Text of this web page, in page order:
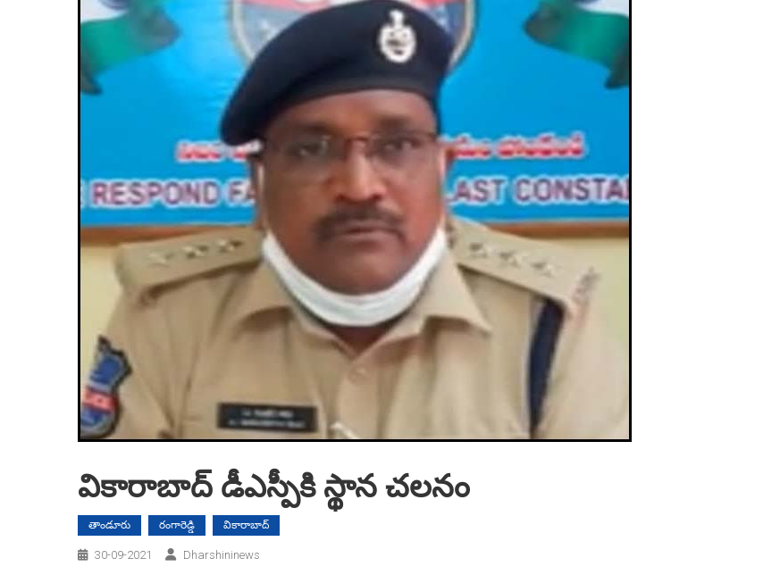
వికారాబాద్ డీఎస్పీకి స్థాన చ‌ల‌నం
తాండూరు రంగారెడ్డి వికారాబాద్
30-09-2021 Dharshininews